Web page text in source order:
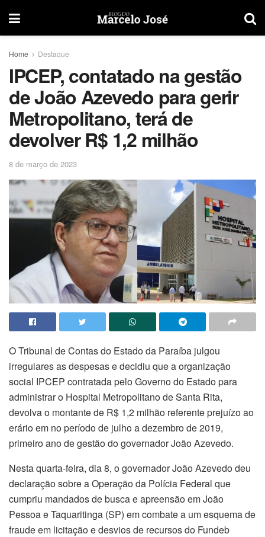
Home Destaque
IPCEP, contatado na gestão
de João Azevedo para gerir
Metropolitano, terá de
devolver R$ 1,2 milhão
8 de março de 2023
O Tribunal de Contas do Estado da Paraíba julgou
irregulares as despesas e decidiu que a organização
social IPCEP contratada pelo Governo do Estado para
administrar o Hospital Metropolitano de Santa Rita,
devolva o montante de R$ 1,2 milhão referente prejuízo ao
erário em no período de julho a dezembro de 2019,
primeiro ano de gestão do governador João Azevedo.
Nesta quarta-feira, dia 8, o governador João Azevedo deu
declaração sobre a Operação da Polícia Federal que
cumpriu mandados de busca e apreensão em João
Pessoa e Taquaritinga (SP) em combate a um esquema de
fraude em licitação e desvios de recursos do Fundeb